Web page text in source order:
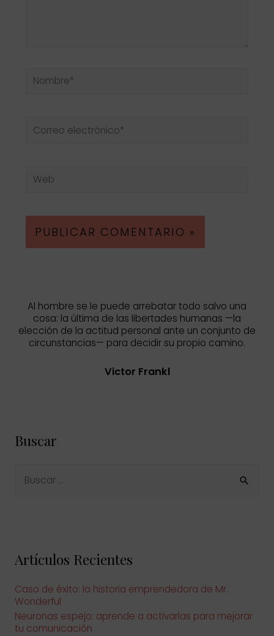
electrónico*
Al hombre se le puede arrebatar todo salvo una
cosa: la última de las libertades humanas —la
elección de la actitud personal ante un conjunto de
circunstancias— para decidir su propio camino.
Victor Frankl
Buscar
o
rArtículos Recientes
Caso de éxito: la historia emprendedora de Mr.
Wonderful
Neuronas espejo: aprende a activarlas para mejorar
tu comunicación